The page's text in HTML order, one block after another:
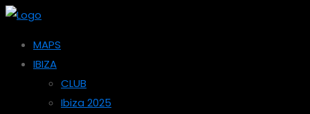
MAPS
IBIZA
CLUB
Ibiza 2025